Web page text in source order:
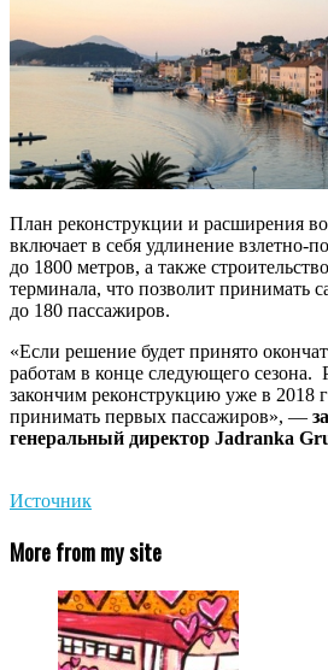
План реконструкции и расширения
включает в себя удлинение взлетно-
до 1800 метров, а также
терминала, что позволит принимать
до 180 пассажиров.
«Если решение будет принято
работам в конце следующего сезона.
закончим реконструкцию уже в 2018
принимать первых пассажиров», —
генеральный директор Jadranka
Источник
More from my site